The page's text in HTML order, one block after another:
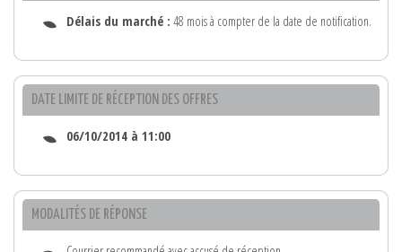
Délais du marché : 48 mois à compter de la date de notification.
DATE LIMITE DE RÉCEPTION DES OFFRES
06/10/2014 à 11:00
MODALITÉS DE RÉPONSE